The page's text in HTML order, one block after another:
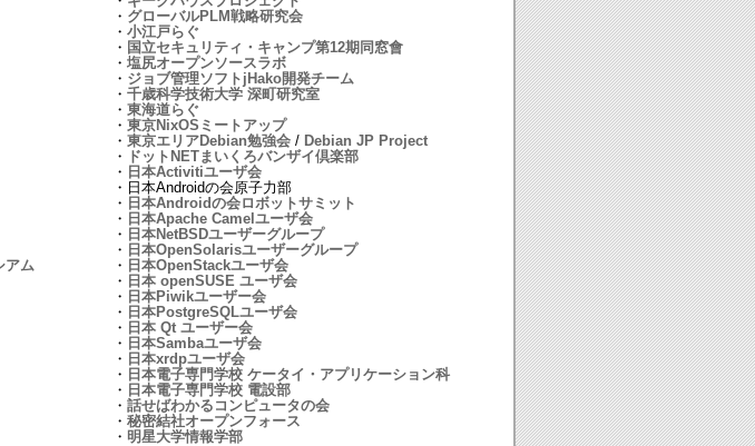
アム
・ グローバルPLM戦略研究会
・ 小江戸らぐ
・ 国立セキュリティ・キャンプ第12期同窓會
・ 塩尻オープンソースラボ
・ ジョブ管理ソフトjHako開発チーム
・ 千歳科学技術大学 深町研究室
・ 東海道らぐ
・ 東京NixOSミートアップ
・ 東京エリアDebian勉強会 / Debian JP Project
・
ドットNETまいくろバンザイ倶楽部
・ 日本Activitiユーザ会
・日本Androidの会原子力部
・ 日本Androidの会ロボットサミット
・ 日本Apache Camelユーザ会
・ 日本NetBSDユーザーグループ
・ 日本OpenSolarisユーザーグループ
・ 日本OpenStackユーザ会
・ 日本 openSUSE ユーザ会
・ 日本Piwikユーザー会
・ 日本PostgreSQLユーザ会
・ 日本 Qt ユーザー会
・ 日本Sambaユーザ会
・ 日本xrdpユーザ会
・ 日本電子専門学校 ケータイ・アプリケーション科
・ 日本電子専門学校 電設部
・ 話せばわかるコンピュータの会
・ 秘密結社オープンフォース
・ 明星大学情報学部